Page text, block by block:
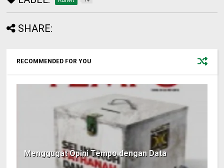
SHARE:
RECOMMENDED FOR YOU
Menggugat Opini Tempo dengan Data